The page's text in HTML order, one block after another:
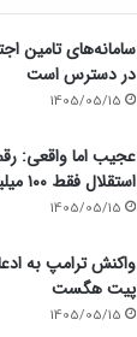
سامانه‌های تامین
در دسترس است
1405/05/15
عجیب اما واقعی:
استقلال فقط ۱۰۰ میلیون تومان است!
1405/05/15
واکنش ترامپ به
پیت هگست
1405/05/15